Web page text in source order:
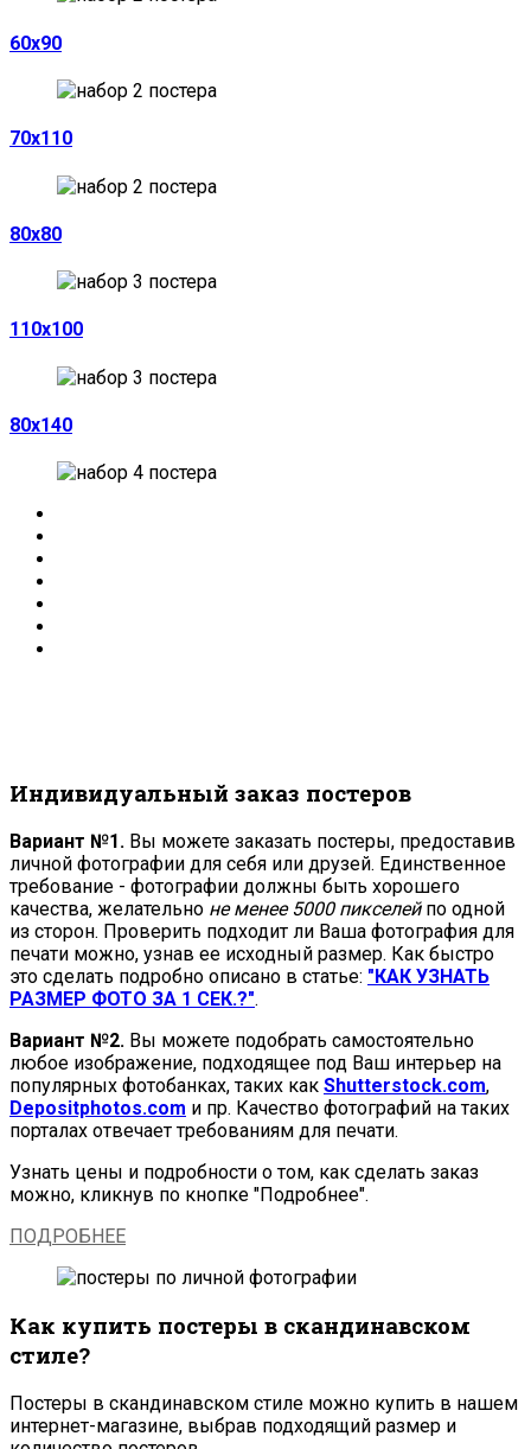
60х90
70х110
80х80
110х100
80х140
Индивидуальный заказ постеров
Вариант №1. Вы можете заказать постеры, предоставив
личной фотографии для себя или друзей. Единственное
требование - фотографии должны быть хорошего
качества, желательно не менее 5000 пикселейпо одной
из сторон. Проверить подходит ли Ваша фотография для
печати можно, узнав ее исходный размер. Как быстро
это сделать подробно описано в статье: "КАК УЗНАТЬ
РАЗМЕР ФОТО ЗА 1 СЕК.?".
Вариант №2. Вы можете подобрать самостоятельно
любое изображение, подходящее под Ваш интерьер на
популярных фотобанках, таких как Shutterstock.com,
Depositphotos.com и пр. Качество фотографий на таких
порталах отвечает требованиям для печати.
Узнать цены и подробности о том, как сделать заказ
можно, кликнув по кнопке "Подробнее".
ПОДРОБНЕЕ
Как купить постеры в скандинавском
стиле?
Постеры в скандинавском стиле можно купить в нашем
интернет-магазине, выбрав подходящий размер и